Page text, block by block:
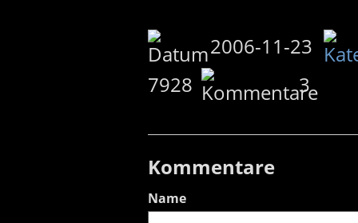
2006-11-23
7928
3
Kommentare
Name